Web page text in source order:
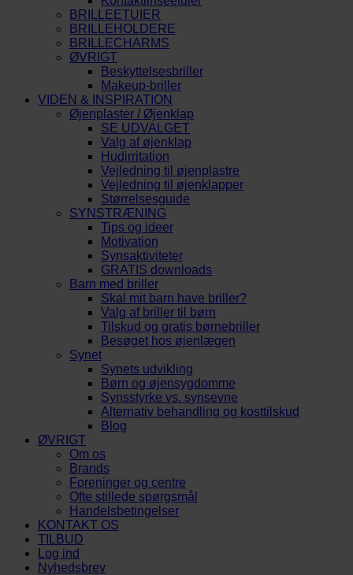
BRILLEETUIER
BRILLEHOLDERE
BRILLECHARMS
ØVRIGT
Beskyttelsesbriller
Makeup-briller
VIDEN & INSPIRATION
Øjenplaster / Øjenklap
SE UDVALGET
Valg af øjenklap
Hudirritation
Vejledning til øjenplastre
Vejledning til øjenklapper
Størrelsesguide
SYNSTRÆNING
Tips og ideer
Motivation
Synsaktiviteter
GRATIS downloads
Barn med briller
Skal mit barn have briller?
Valg af briller til børn
Tilskud og gratis børnebriller
Besøget hos øjenlægen
Synet
Synets udvikling
Børn og øjensygdomme
Synsstyrke vs. synsevne
Alternativ behandling og kosttilskud
Blog
ØVRIGT
Om os
Brands
Foreninger og centre
Ofte stillede spørgsmål
Handelsbetingelser
KONTAKT OS
TILBUD
Log ind
Nyhedsbrev